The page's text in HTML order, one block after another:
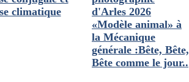
climatique
d'Arles 2026
«Modèle animal» à
la Mécanique
générale :Bête, Bête,
Bête comme le jour..